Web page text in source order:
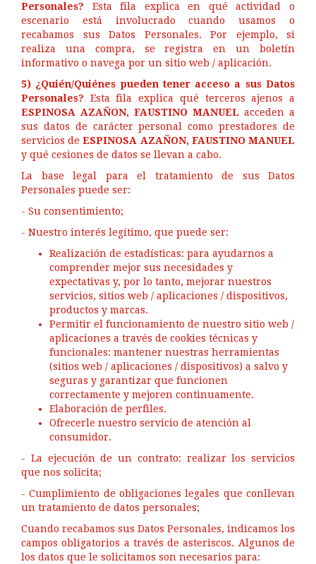
Personales? Esta fila explica en qué actividad o
escenario está involucrado cuando usamos o
recabamos sus Datos Personales. Por ejemplo, si
realiza una compra, se registra en un boletín
informativo o navega por un sitio web / aplicación.
5) ¿Quién/Quiénes pueden tener acceso a sus Datos
Personales? Esta fila explica qué terceros ajenos a
ESPINOSA AZAÑON, FAUSTINO MANUEL acceden a
sus datos de carácter personal como prestadores de
servicios deESPINOSA AZAÑON, FAUSTINO MANUEL
y qué cesiones de datos se llevan a cabo.
La base legal para el tratamiento de sus Datos
Personales puede ser:
- Su consentimiento;
- Nuestro interés legítimo, que puede ser:
Realización de estadísticas: para ayudarnos a
comprender mejor sus necesidades y
expectativas y, por lo tanto, mejorar nuestros
servicios, sitios web / aplicaciones / dispositivos,
productos y marcas.
Permitir el funcionamiento de nuestro sitio web /
aplicaciones a través de cookies técnicas y
funcionales: mantener nuestras herramientas
(sitios web / aplicaciones / dispositivos) a salvo y
seguras y garantizar que funcionen
correctamente y mejoren continuamente.
Elaboración de perfiles.
Ofrecerle nuestro servicio de atención al
consumidor.
- La ejecución de un contrato: realizar los servicios
que nos solicita;
- Cumplimiento de obligaciones legales que conllevan
un tratamiento de datos personales;
Cuando recabamos sus Datos Personales, indicamos los
campos obligatorios a través de asteriscos. Algunos de
los datos que le solicitamos son necesarios para: